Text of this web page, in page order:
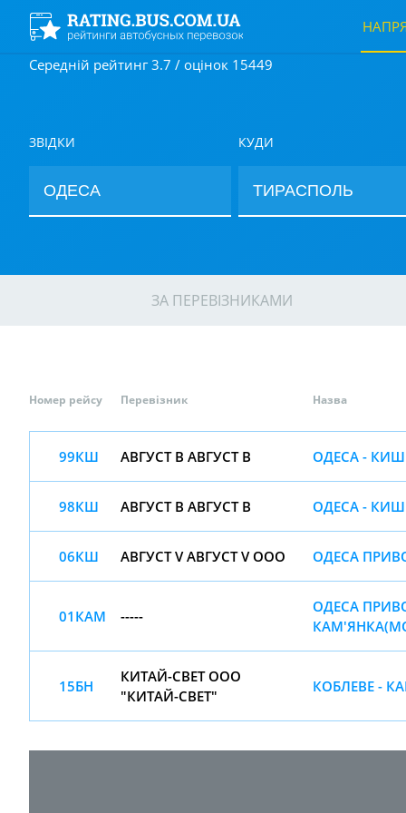
Середній рейтинг 3.7 / оцінок 15449
ЗВІДКИ КУДИ
ЗА ПЕРЕВІЗНИКАМИ
Номер рейсу Перевізник Назва
99КШ АВГУСТ В АВГУСТ В ОДЕСА -
98КШ АВГУСТ В АВГУСТ В ОДЕСА -
06КШ АВГУСТ V АВГУСТ V ООО ОДЕСА
01КАМ -----
ОДЕСА
15БН
КИТАЙ-СВЕТ ООО
"КИТАЙ-СВЕТ"
КОБЛЕВЕ -